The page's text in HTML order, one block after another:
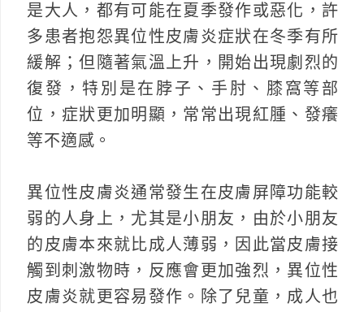
是大人，都有可能在夏季發作或惡化，許
多患者抱怨異位性皮膚炎症狀在冬季有所
緩解；但隨著氣溫上升，開始出現劇烈的
復發，特別是在脖子、手肘、膝窩等部
位，症狀更加明顯，常常出現紅腫、發癢
等不適感。
異位性皮膚炎通常發生在皮膚屏障功能較
弱的人身上，尤其是小朋友，由於小朋友
的皮膚本來就比成人薄弱，因此當皮膚接
觸到刺激物時，反應會更加強烈，異位性
皮膚炎就更容易發作。除了兒童，成人也